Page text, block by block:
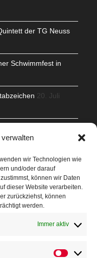
wir Technologien wie
und/oder darauf
können wir Daten
dieser Website verarbeiten.
zurückziehst, können
werden.
Immer aktiv
der TG Neuss
Schwimmfest in
20. Juli